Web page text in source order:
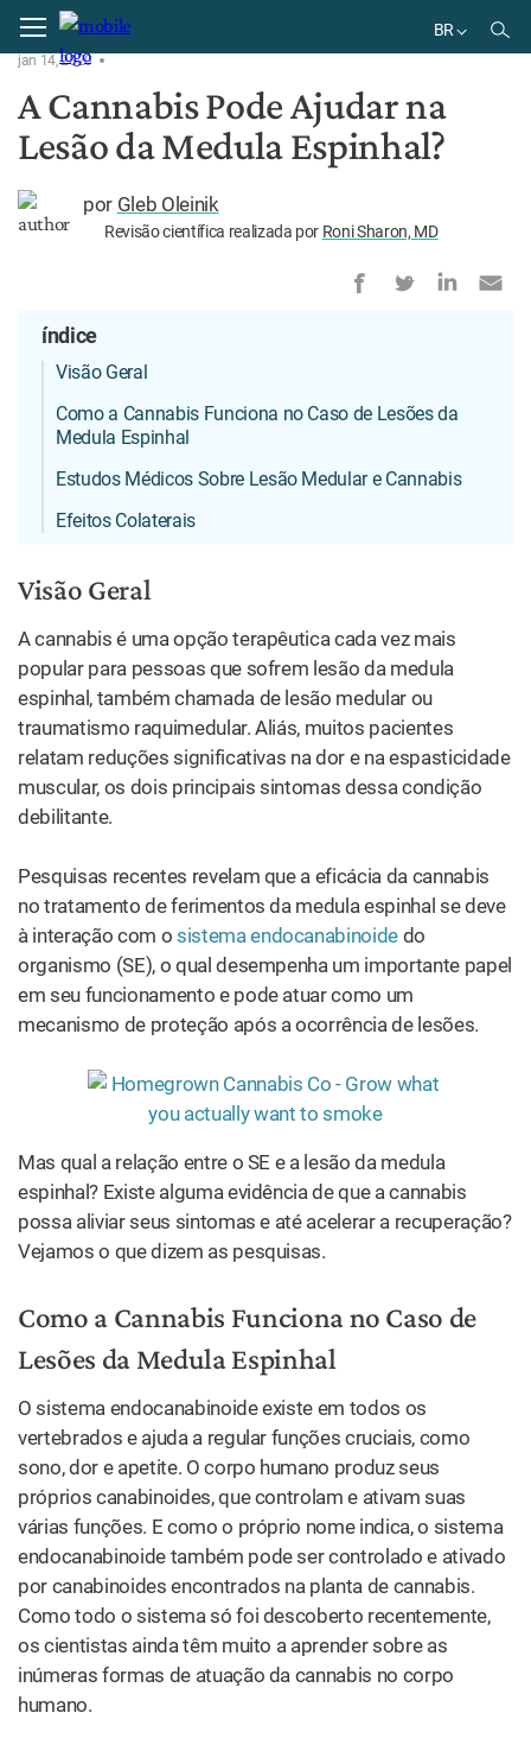
BR
Home Condição
jan 14, 2020
A Cannabis Pode Ajudar na
Lesão da Medula Espinhal?
por Gleb Oleinik
Revisão científica realizada por Roni Sharon, MD
índice
Visão Geral
Como a Cannabis Funciona no Caso de Lesões da
Medula Espinhal
Estudos Médicos Sobre Lesão Medular e Cannabis
Efeitos Colaterais
Visão Geral
A cannabis é uma opção terapêutica cada vez mais
popular para pessoas que sofrem lesão da medula
espinhal, também chamada de lesão medular ou
traumatismo raquimedular. Aliás, muitos pacientes
relatam reduções significativas na dor e na espasticidade
muscular, os dois principais sintomas dessa condição
debilitante.
Pesquisas recentes revelam que a eficácia da cannabis
no tratamento de ferimentos da medula espinhal se deve
à interação com o sistema endocanabinoide do
organismo (SE), o qual desempenha um importante papel
em seu funcionamento e pode atuar como um
mecanismo de proteção após a ocorrência de lesões.
Mas qual a relação entre o SE e a lesão da medula
espinhal? Existe alguma evidência de que a cannabis
possa aliviar seus sintomas e até acelerar a recuperação?
Vejamos o que dizem as pesquisas.
Como a Cannabis Funciona no Caso de
Lesões da Medula Espinhal
O sistema endocanabinoide existe em todos os
vertebrados e ajuda a regular funções cruciais, como
sono, dor e apetite. O corpo humano produz seus
próprios canabinoides, que controlam e ativam suas
várias funções. E como o próprio nome indica, o sistema
endocanabinoide também pode ser controlado e ativado
por canabinoides encontrados na planta de cannabis.
Como todo o sistema só foi descoberto recentemente,
os cientistas ainda têm muito a aprender sobre as
inúmeras formas de atuação da cannabis no corpo
humano.